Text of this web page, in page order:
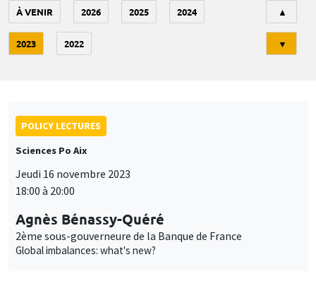
À VENIR 2026 2025 2024
2023 2022
▲
▼
POLICY LECTURES
Sciences Po Aix
Jeudi 16 novembre 2023
18:00 à 20:00
Agnès Bénassy-Quéré
2ème sous-gouverneure de la Banque de France
Global imbalances: what's new?